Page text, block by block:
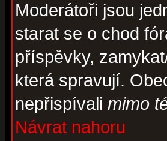
Moderátoři jsou
starat se o chod
příspěvky,
která spravují.
nepřispívali mimo
Návrat nahoru